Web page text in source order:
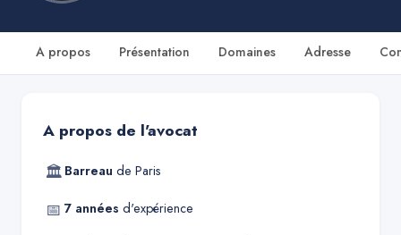
A propos Présentation Domaines Adresse
A propos de l'avocat
🏛 Barreau de Paris
📅 7 années d'expérience